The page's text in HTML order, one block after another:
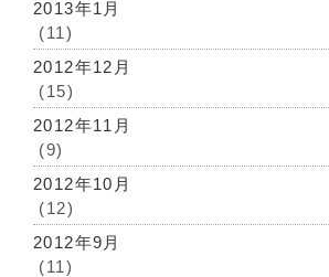
2013年1月
(11)
2012年12月
(15)
2012年11月
(9)
2012年10月
(12)
2012年9月
(11)